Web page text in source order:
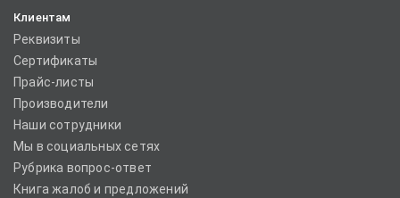
Клиентам
Реквизиты
Сертификаты
Прайс-листы
Производители
Наши сотрудники
Мы в социальных сетях
Рубрика вопрос-ответ
Книга жалоб и предложений